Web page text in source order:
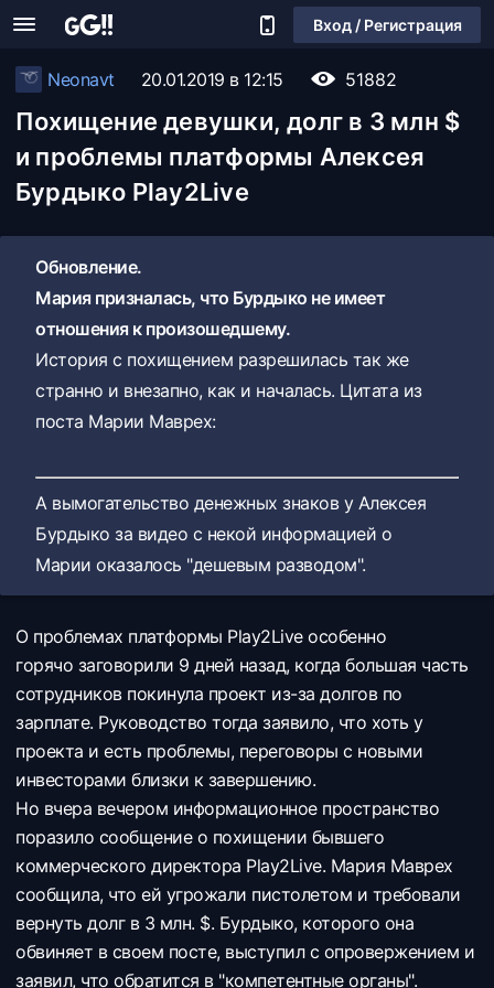
Вход / Регистрация
Neonavt 20.01.2019 в 12:15 51882
Похищение девушки, долг в 3 млн $
и проблемы платформы Алексея
Бурдыко Play2Live
Обновление.
Мария призналась, что Бурдыко не имеет
отношения к произошедшему.
История с похищением разрешилась так же
странно и внезапно, как и началась. Цитата из
поста Марии Маврех:
А вымогательство денежных знаков у Алексея
Бурдыко за видео с некой информацией о
Марии оказалось "дешевым разводом".
О проблемах платформы Play2Live особенно
горячо заговорили 9 дней назад, когда большая часть
сотрудников покинула проект из-за долгов по
зарплате. Руководство тогда заявило, что хоть у
проекта и есть проблемы, переговоры с новыми
инвесторами близки к завершению.
Но вчера вечером информационное пространство
поразило сообщение о похищении бывшего
коммерческого директора Play2Live. Мария Маврех
сообщила, что ей угрожали пистолетом и требовали
вернуть долг в 3 млн. $. Бурдыко, которого она
обвиняет в своем посте, выступил с опровержением и
заявил, что обратится в "компетентные органы".